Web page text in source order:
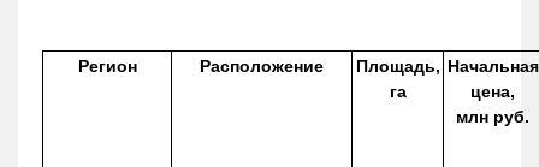
Регион Расположение
Площадь,
га
Начальная
цена,
млн руб.